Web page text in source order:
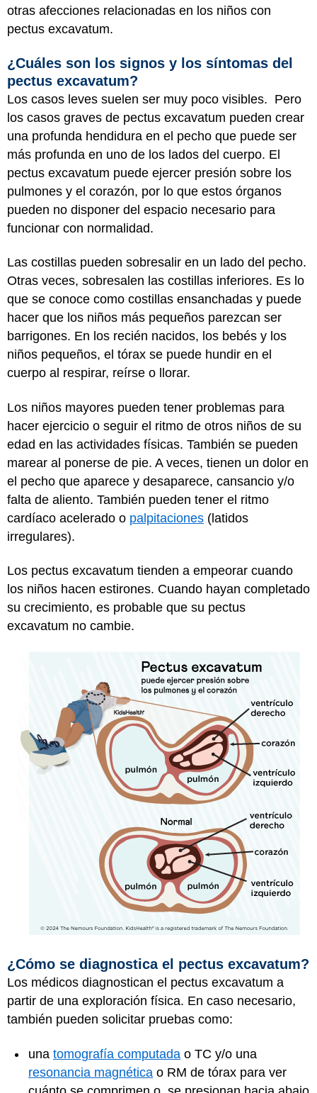
otras afecciones relacionadas en los niños con
pectus excavatum.
¿Cuáles son los signos y los síntomas del
pectus excavatum?
Los casos leves suelen ser muy poco visibles. Pero
los casos graves de pectus excavatum pueden crear
una profunda hendidura en el pecho que puede ser
más profunda en uno de los lados del cuerpo. El
pectus excavatum puede ejercer presión sobre los
pulmones y el corazón, por lo que estos órganos
pueden no disponer del espacio necesario para
funcionar con normalidad.
Las costillas pueden sobresalir en un lado del pecho.
Otras veces, sobresalen las costillas inferiores. Es lo
que se conoce como costillas ensanchadas y puede
hacer que los niños más pequeños parezcan ser
barrigones. En los recién nacidos, los bebés y los
niños pequeños, el tórax se puede hundir en el
cuerpo al respirar, reírse o llorar.
Los niños mayores pueden tener problemas para
hacer ejercicio o seguir el ritmo de otros niños de su
edad en las actividades físicas. También se pueden
marear al ponerse de pie. A veces, tienen un dolor en
el pecho que aparece y desaparece, cansancio y/o
falta de aliento. También pueden tener el ritmo
cardíaco acelerado o palpitaciones (latidos
irregulares).
Los pectus excavatum tienden a empeorar cuando
los niños hacen estirones. Cuando hayan completado
su crecimiento, es probable que su pectus
excavatum no cambie.
¿Cómo se diagnostica el pectus excavatum?
Los médicos diagnostican el pectus excavatum a
partir de una exploración física. En caso necesario,
también pueden solicitar pruebas como:
una tomografía computada o TC y/o una
resonancia magnética o RM de tórax para ver